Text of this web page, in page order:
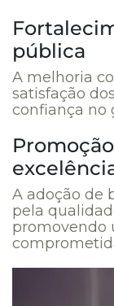
pública
A melhoria
satisfação
confiança no
A adoção de
pela
promovendo